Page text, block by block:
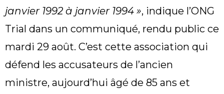
janvier 1992 à janvier 1994 », indique l’ONG
Trial dans un communiqué, rendu public ce
mardi 29 août. C’est cette association qui
défend les accusateurs de l’ancien
ministre, aujourd’hui âgé de 85 ans et